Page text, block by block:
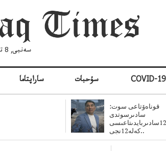
سەنبى, 8 تامىز 2026
ساراپتاما سۇحبات COVID-19
قوناەۆتاعى سوت:
سادىرسوتدى
12سادىربايدىتاعىسى
كەلە12نجى..